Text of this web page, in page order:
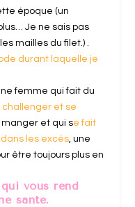
époque (un
Je ne sais pas
mailles du filet.) .
durant laquelle je
femme qui fait du
challenger et se
et qui se fait
les excès , une
être toujours plus en
vous rend
santé.